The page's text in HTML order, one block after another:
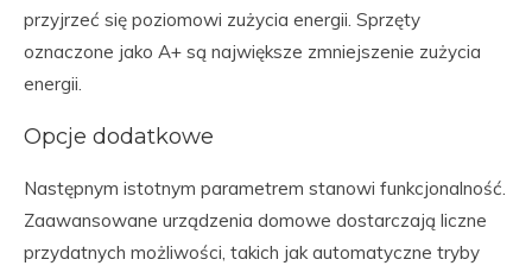
przyjrzeć się poziomowi zużycia energii. Sprzęty
oznaczone jako A+ są największe zmniejszenie zużycia
energii.
Opcje dodatkowe
Następnym istotnym parametrem stanowi funkcjonalność.
Zaawansowane urządzenia domowe dostarczają liczne
przydatnych możliwości, takich jak automatyczne tryby